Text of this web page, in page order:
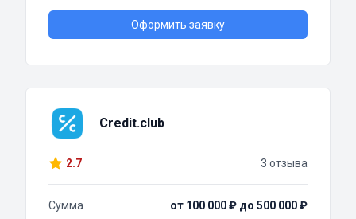
Оформить заявку
Credit.club
2.7 3 отзыва
Сумма
от 100 000 ₽ до 500 000 ₽